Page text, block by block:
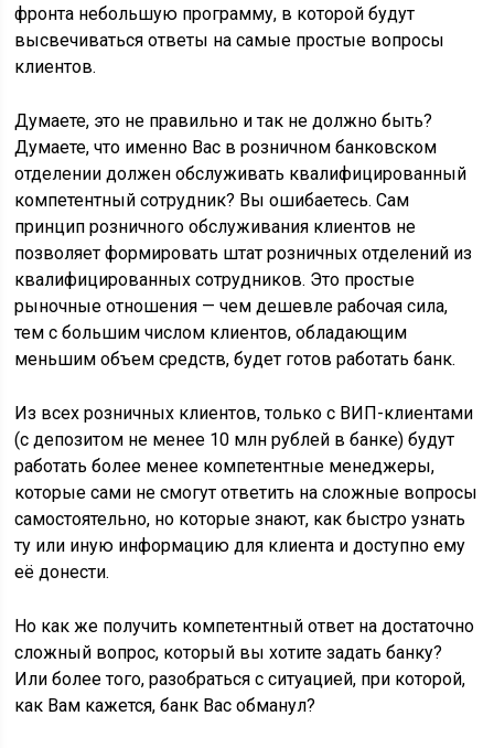
фронта небольшую программу, в которой будут
высвечиваться ответы на самые простые вопросы
клиентов.
Думаете, это не правильно и так не должно быть?
Думаете, что именно Вас в розничном банковском
отделении должен обслуживать квалифицированный
компетентный сотрудник? Вы ошибаетесь. Сам
принцип розничного обслуживания клиентов не
позволяет формировать штат розничных отделений из
квалифицированных сотрудников. Это простые
рыночные отношения — чем дешевле рабочая сила,
тем с большим числом клиентов, обладающим
меньшим объем средств, будет готов работать банк.
Из всех розничных клиентов, только с ВИП-клиентами
(с депозитом не менее 10 млн рублей в банке) будут
работать более менее компетентные менеджеры,
которые сами не смогут ответить на сложные вопросы
самостоятельно, но которые знают, как быстро узнать
ту или иную информацию для клиента и доступно ему
её донести.
Но как же получить компетентный ответ на достаточно
сложный вопрос, который вы хотите задать банку?
Или более того, разобраться с ситуацией, при которой,
как Вам кажется, банк Вас обманул?